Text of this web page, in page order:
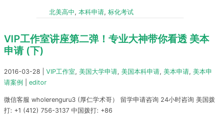
北美高中, 本科申请, 标化考试
VIP工作室讲座第二弹！专业大神带你看透 美本
申请 (下)
2016-03-28 VIP工作室, 美国大学申请, 美国本科申请, 美本申请, 美本申
请案例
editor
微信客服 wholerenguru3 (厚仁学术哥） 留学申请咨询 24小时咨询 美国拨
打: +1 (412) 756-3137 中国拨打: +86